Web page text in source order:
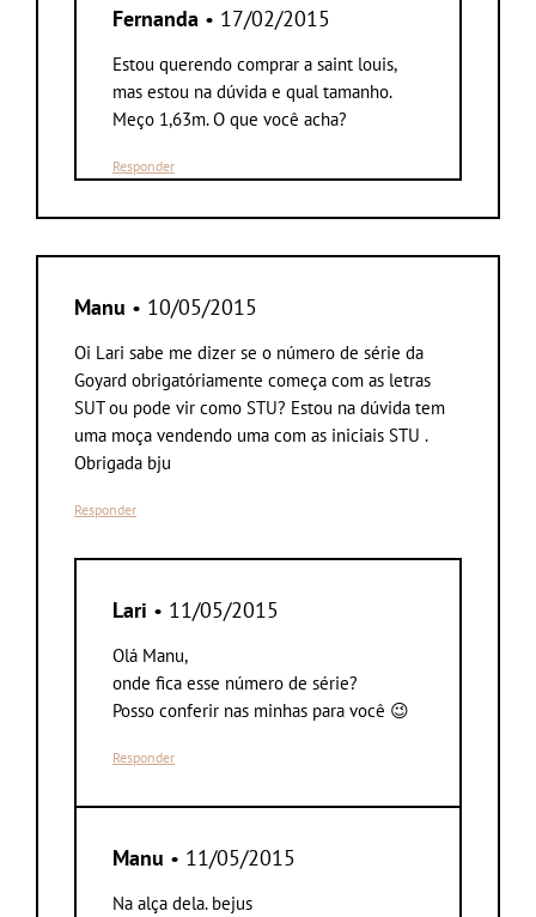
Fernanda • 17/02/2015
Estou querendo comprar a saint louis,
mas estou na dúvida e qual tamanho.
Meço 1,63m. O que você acha?
Responder
Manu • 10/05/2015
Oi Lari sabe me dizer se o número de série da
Goyard obrigatóriamente começa com as letras
SUT ou pode vir como STU? Estou na dúvida tem
uma moça vendendo uma com as iniciais STU .
Obrigada bju
Responder
Lari • 11/05/2015
Olá Manu,
onde fica esse número de série?
Posso conferir nas minhas para você 😉
Responder
Manu • 11/05/2015
Na alça dela. bejus